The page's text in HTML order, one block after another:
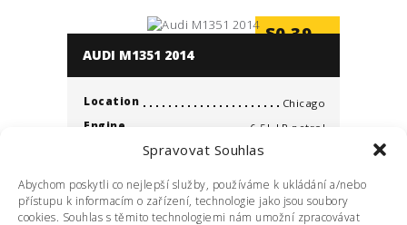
Spravovat Souhlas
Abychom poskytli co nejlepší služby, používáme k ukládání a/nebo
přístupu k informacím o zařízení, technologie jako jsou soubory
cookies. Souhlas s těmito technologiemi nám umožní zpracovávat
$0.39
AUDI M1351 2014
Location
Chicago
Engine
6.5L LP petrol